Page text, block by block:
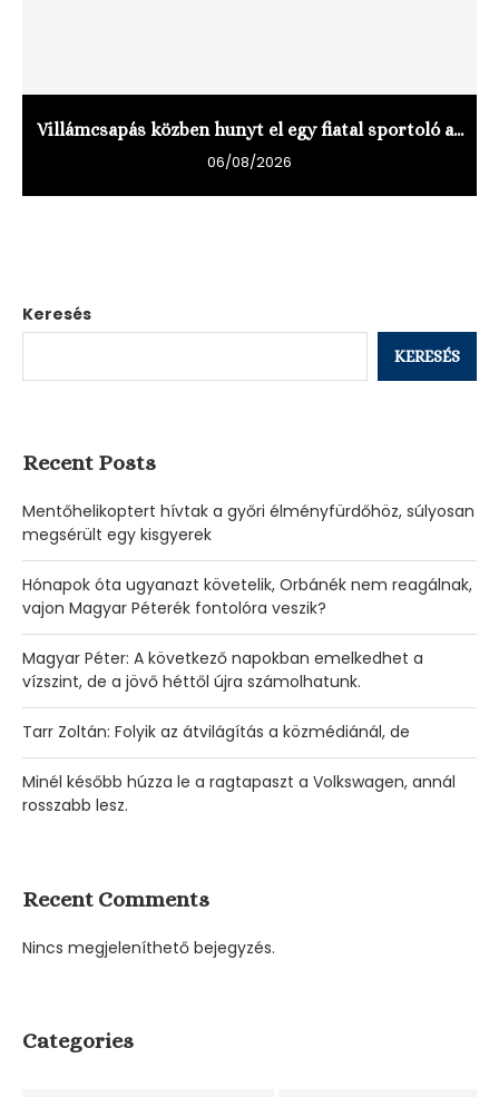
Villámcsapás közben hunyt el egy fiatal sportoló a...
06/08/2026
Keresés
KERESÉS
Recent Posts
Mentőhelikoptert hívtak a győri élményfürdőhöz, súlyosan
megsérült egy kisgyerek
Hónapok óta ugyanazt követelik, Orbánék nem reagálnak,
vajon Magyar Péterék fontolóra veszik?
Magyar Péter: A következő napokban emelkedhet a
vízszint, de a jövő héttől újra számolhatunk.
Tarr Zoltán: Folyik az átvilágítás a közmédiánál, de
Minél később húzza le a ragtapaszt a Volkswagen, annál
rosszabb lesz.
Recent Comments
Nincs megjeleníthető bejegyzés.
Categories